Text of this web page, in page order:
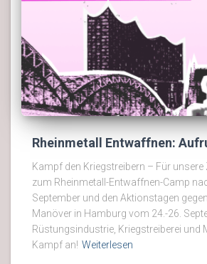
Rheinmetall Entwaffnen:
Kampf den Kriegstreibern – Für
zum Rheinmetall-Entwaffnen-Camp
September und den Aktionstagen
Manöver in Hamburg vom 24.-26.
Rüstungsindustrie, Kriegstreiberei und
Kampf an! Weiterlesen